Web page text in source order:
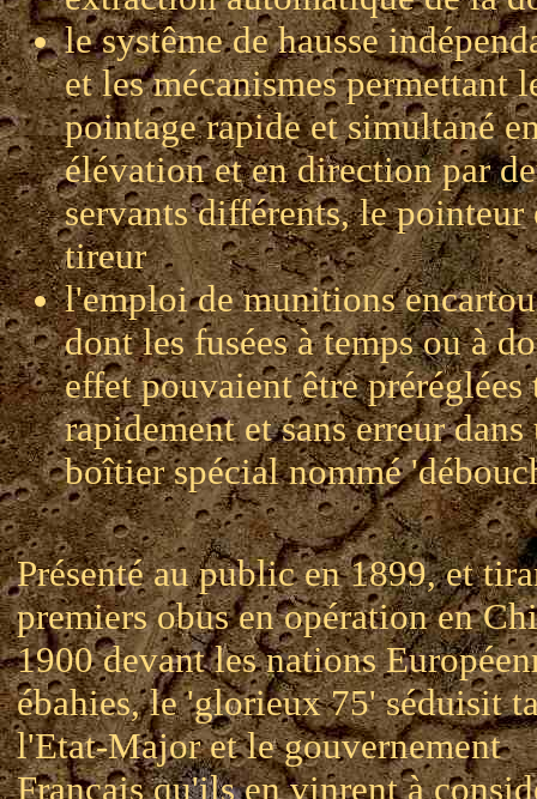
le systême de hausse
et les mécanismes permettant
pointage rapide et simultané
élévation et en direction par
servants différents, le pointeur
tireur
l'emploi de munitions
dont les fusées à temps ou à
effet pouvaient être préréglées
rapidement et sans erreur dans
boîtier spécial nommé
Présenté au public en 1899, et
premiers obus en opération en
1900 devant les nations
ébahies, le 'glorieux 75' séduisit
l'Etat-Major et le gouvernement
Français qu'ils en vinrent à